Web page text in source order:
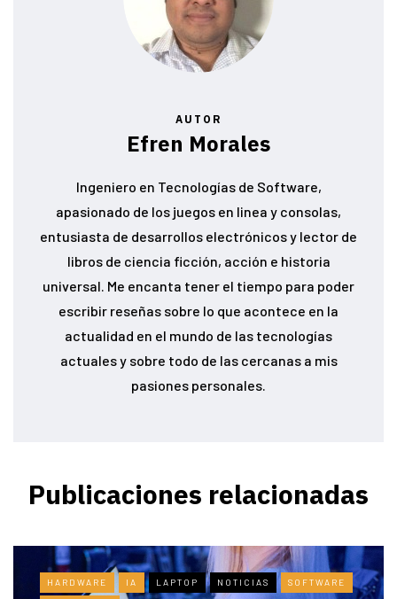
AUTOR
Efren Morales
Ingeniero en Tecnologías de Software,
apasionado de los juegos en linea y consolas,
entusiasta de desarrollos electrónicos y lector de
libros de ciencia ficción, acción e historia
universal. Me encanta tener el tiempo para poder
escribir reseñas sobre lo que acontece en la
actualidad en el mundo de las tecnologías
actuales y sobre todo de las cercanas a mis
pasiones personales.
Publicaciones relacionadas
HARDWARE IA LAPTOP NOTICIAS SOFTWARE